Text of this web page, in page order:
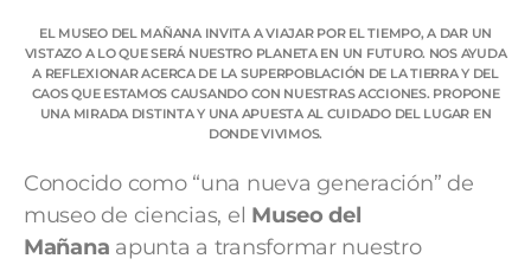
EL MUSEO DEL MAÑANA INVITA A VIAJAR POR EL TIEMPO, A DAR UN
VISTAZO A LO QUE SERÁ NUESTRO PLANETA EN UN FUTURO. NOS AYUDA
A REFLEXIONAR ACERCA DE LA SUPERPOBLACIÓN DE LA TIERRA Y DEL
CAOS QUE ESTAMOS CAUSANDO CON NUESTRAS ACCIONES. PROPONE
UNA MIRADA DISTINTA Y UNA APUESTA AL CUIDADO DEL LUGAR EN
DONDE VIVIMOS.
Conocido como “una nueva generación” de
museo de ciencias, el Museo del
Mañana apunta a transformar nuestro